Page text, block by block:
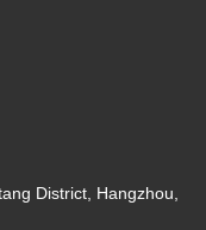
District, Hangzhou,